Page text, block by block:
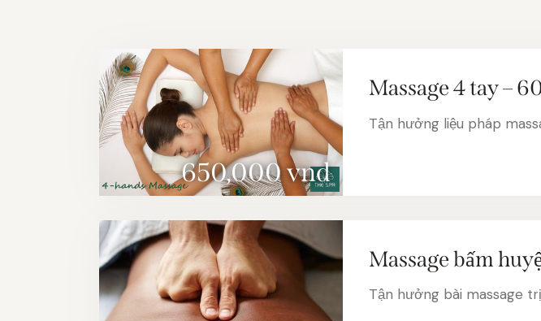
650,000 vnd
Massage 4 tay –
Tận hưởng liệu pháp
Massage bấm
Tận hưởng bài massage